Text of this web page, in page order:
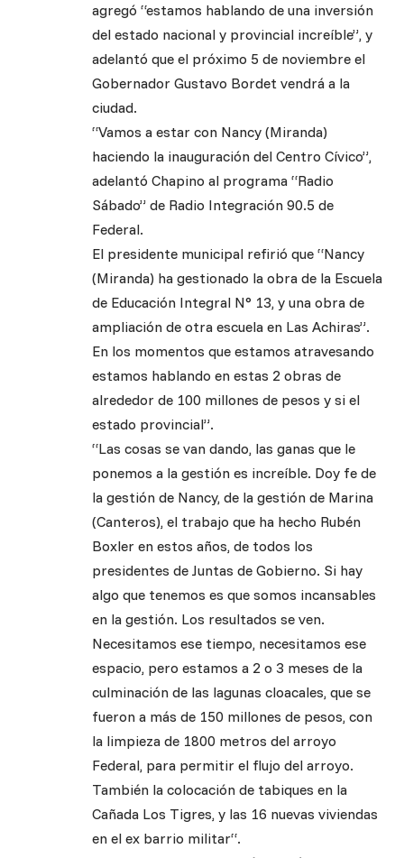
agregó “estamos hablando de una inversión
del estado nacional y provincial increíble”, y
adelantó que el próximo 5 de noviembre el
Gobernador Gustavo Bordet vendrá a la
ciudad.
“Vamos a estar con Nancy (Miranda)
haciendo la inauguración del Centro Cívico”,
adelantó Chapino al programa “Radio
Sábado” de Radio Integración 90.5 de
Federal.
El presidente municipal refirió que “Nancy
(Miranda) ha gestionado la obra de la Escuela
de Educación Integral N° 13, y una obra de
ampliación de otra escuela en Las Achiras”.
En los momentos que estamos atravesando
estamos hablando en estas 2 obras de
alrededor de 100 millones de pesos y si el
estado provincial”.
“Las cosas se van dando, las ganas que le
ponemos a la gestión es increíble. Doy fe de
la gestión de Nancy, de la gestión de Marina
(Canteros), el trabajo que ha hecho Rubén
Boxler en estos años, de todos los
presidentes de Juntas de Gobierno. Si hay
algo que tenemos es que somos incansables
en la gestión. Los resultados se ven.
Necesitamos ese tiempo, necesitamos ese
espacio, pero estamos a 2 o 3 meses de la
culminación de las lagunas cloacales, que se
fueron a más de 150 millones de pesos, con
la limpieza de 1800 metros del arroyo
Federal, para permitir el flujo del arroyo.
También la colocación de tabiques en la
Cañada Los Tigres, y las 16 nuevas viviendas
en el ex barrio militar“.